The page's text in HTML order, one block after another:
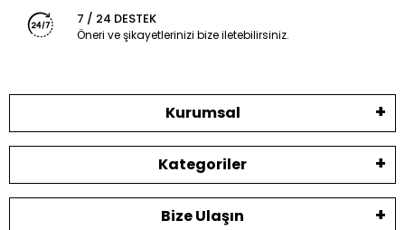
7 / 24 DESTEK
Öneri ve şikayetlerinizi bize iletebilirsiniz.
Kurumsal
Kategoriler
Bize Ulaşın